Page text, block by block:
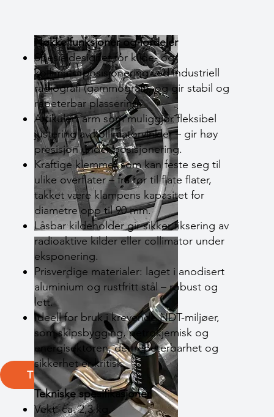
Tilbake
Nøkkelfunksjoner og fordeler
Spesialdesignet for kilde- og
kollimatorposisjonering ved industriell
radiografi (gammografi), og gir stabil og
repeterbar plassering.
Artikulert arm som muliggjør fleksibel
justering av kollimatorvinkler – gir høy
presisjon under posisjonering.
Kraftige klemmer som kan feste seg til
ulike overflater – fra rør til flate flater,
takket være klampens kapasitet for
diametre opp til 90 mm.
Låsbar kildeholder gir sikker fiksering av
radioaktive kilder eller collimator under
eksponering.
Prisverdige materialer: laget i anodisert
aluminium og rustfritt stål – robust og
lett.
Ideell for bruk i krevende NDT-miljøer,
som skipsbygging, petrokjemisk og
energisektoren, der repeterbarhet og
sikkerhet er kritisk.
Tekniske spesifikasjoner
Vekt: ca. 2,3 kg.